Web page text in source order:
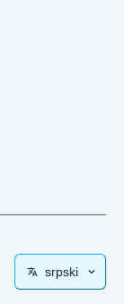
srpski